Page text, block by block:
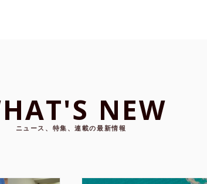
NEW
ニュース、特集、連載の最新情報